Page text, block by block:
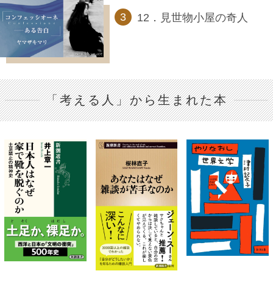
12．見世物小屋の奇人
「考える人」から生まれた本